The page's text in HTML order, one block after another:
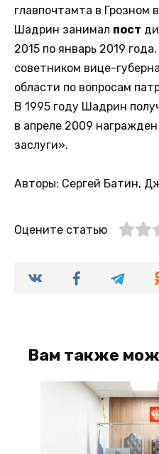
главпочтамта в Грозном
Шадрин занимал пост
2015 по январь 2019
советником вице-
области по вопросам
В 1995 году Шадрин
в апреле 2009
заслуги».
Авторы: Сергей Батин,
Оцените статью
Вам также